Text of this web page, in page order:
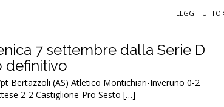
LEGGI TUTTO
7 settembre dalla Serie D
definitivo
Bertazzoli (AS) Atletico Montichiari-Inveruno 0-2
2-2 Castiglione-Pro Sesto […]